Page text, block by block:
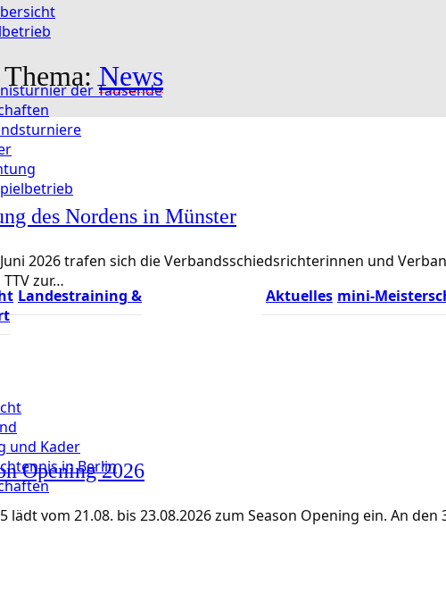
der Tausende
Landestraining &
Aktuelles mini-
und Kader
in Berlin
News
des Nordens in Münster
2026 trafen sich die Verbandsschiedsrichterinnen und
zur…
Opening 2026
lädt vom 21.08. bis 23.08.2026 zum Season Opening ein. An